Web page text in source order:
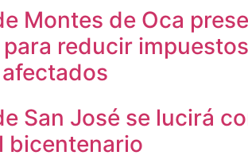
Montes de Oca
reducir
San José se lucirá
bicentenario